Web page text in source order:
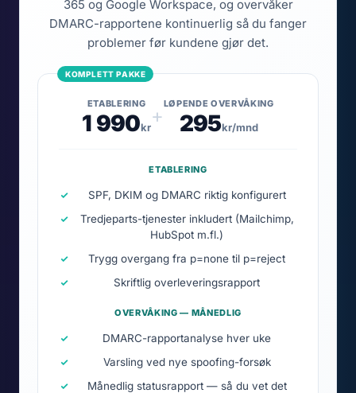
365 og Google Workspace, og overvåker
DMARC-rapportene kontinuerlig så du fanger
problemer før kundene gjør det.
ETABLERING
1 990kr+
LØPENDE OVERVÅKING
295kr/mnd
ETABLERING
SPF, DKIM og DMARC riktig konfigurert
Tredjeparts-tjenester inkludert (Mailchimp,
HubSpot m.fl.)
Trygg overgang fra p=none til p=reject
Skriftlig overleveringsrapport
OVERVÅKING — MÅNEDLIG
DMARC-rapportanalyse hver uke
Varsling ved nye spoofing-forsøk
Månedlig statusrapport — så du vet det